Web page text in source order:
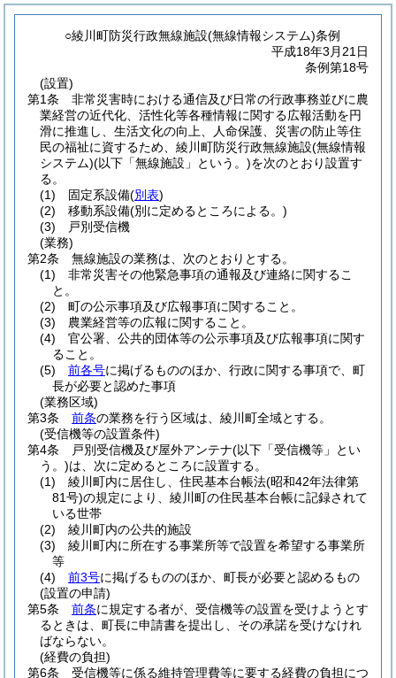
○綾川町防災行政無線施設(無線情報システム)条例
平成18年3月21日
条例第18号
(設置)
第1条
非常災害時における通信及び日常の行政事務並びに農
業経営の近代化、活性化等各種情報に関する広報活動を円
滑に推進し、生活文化の向上、人命保護、災害の防止等住
民の福祉に資するため、綾川町防災行政無線施設(無線情報
システム)(以下「無線施設」という。)を次のとおり設置す
る。
(1)
固定系設備(別表)
(2)
移動系設備(別に定めるところによる。)
(3)
戸別受信機
(業務)
第2条
無線施設の業務は、次のとおりとする。
(1)
非常災害その他緊急事項の通報及び連絡に関するこ
と。
(2)
町の公示事項及び広報事項に関すること。
(3)
農業経営等の広報に関すること。
(4)
官公署、公共的団体等の公示事項及び広報事項に関す
ること。
(5)
前各号に掲げるもののほか、行政に関する事項で、町
長が必要と認めた事項
(業務区域)
第3条
前条の業務を行う区域は、綾川町全域とする。
(受信機等の設置条件)
第4条
戸別受信機及び屋外アンテナ(以下「受信機等」とい
う。)は、次に定めるところに設置する。
(1)
綾川町内に居住し、住民基本台帳法(昭和42年法律第
81号)の規定により、綾川町の住民基本台帳に記録されて
いる世帯
(2)
綾川町内の公共的施設
(3)
綾川町内に所在する事業所等で設置を希望する事業所
等
(4)
前3号に掲げるもののほか、町長が必要と認めるもの
(設置の申請)
第5条
前条に規定する者が、受信機等の設置を受けようとす
るときは、町長に申請書を提出し、その承諾を受けなけれ
ばならない。
(経費の負担)
第6条
受信機等に係る維持管理費等に要する経費の負担につ